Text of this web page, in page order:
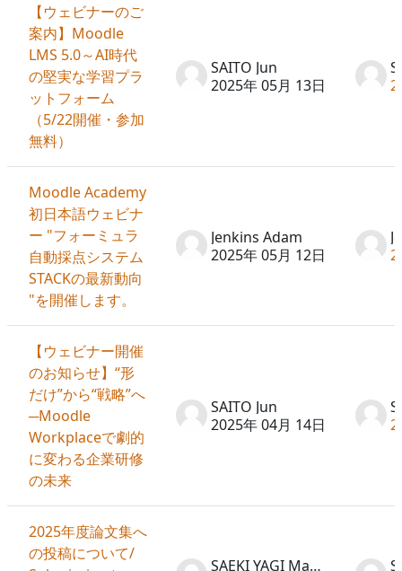
【ウェビナーのご
案内】Moodle
LMS 5.0～AI時代
の堅実な学習プラ
ットフォーム
（5/22開催・参加
無料）
SAITO Jun
2025年 05月 13日
Moodle Academy
初日本語ウェビナ
ー "フォーミュラ
自動採点システム
STACKの最新動向
"を開催します。
Jenkins Adam
2025年 05月 12日
【ウェビナー開催
のお知らせ】“形
だけ”から“戦略”へ
─Moodle
Workplaceで劇的
に変わる企業研修
の未来
SAITO Jun
2025年 04月 14日
2025年度論文集へ
の投稿について/
SAEKI YAGI Machiko